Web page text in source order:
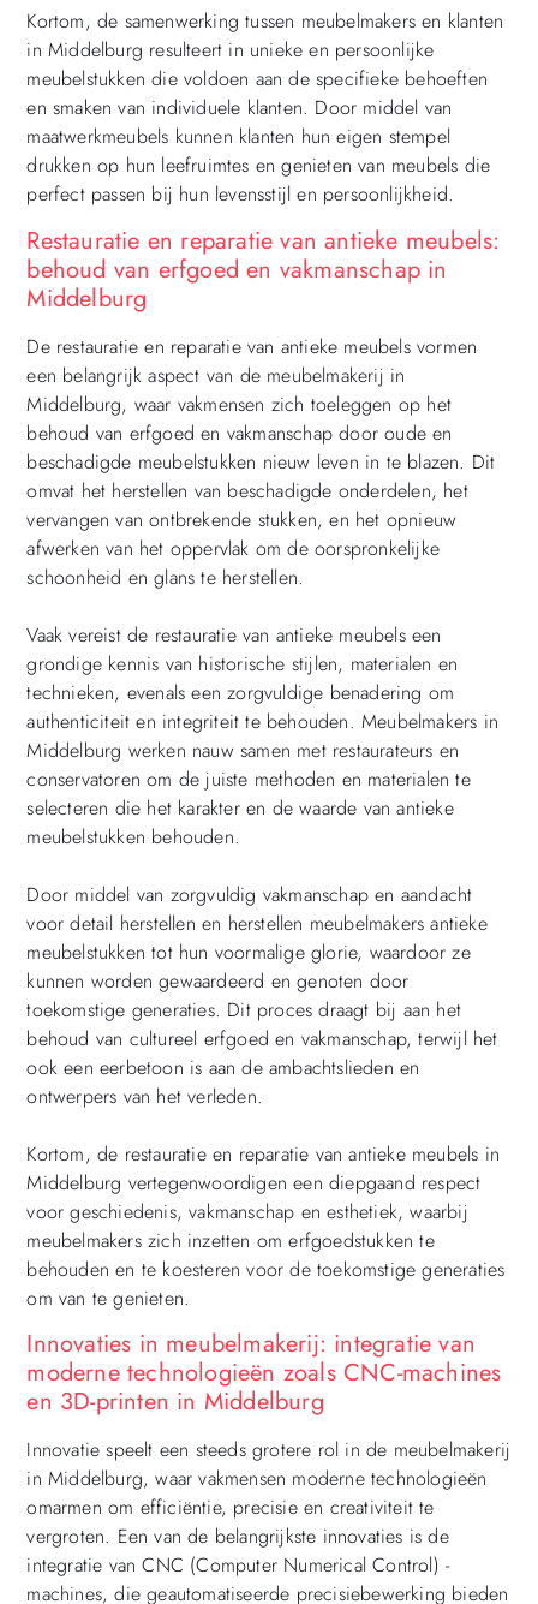
Kortom, de samenwerking tussen meubelmakers en klanten
in Middelburg resulteert in unieke en persoonlijke
meubelstukken die voldoen aan de specifieke behoeften
en smaken van individuele klanten. Door middel van
maatwerkmeubels kunnen klanten hun eigen stempel
drukken op hun leefruimtes en genieten van meubels die
perfect passen bij hun levensstijl en persoonlijkheid.
Restauratie en reparatie van antieke meubels:
behoud van erfgoed en vakmanschap in
Middelburg
De restauratie en reparatie van antieke meubels vormen
een belangrijk aspect van de meubelmakerij in
Middelburg, waar vakmensen zich toeleggen op het
behoud van erfgoed en vakmanschap door oude en
beschadigde meubelstukken nieuw leven in te blazen. Dit
omvat het herstellen van beschadigde onderdelen, het
vervangen van ontbrekende stukken, en het opnieuw
afwerken van het oppervlak om de oorspronkelijke
schoonheid en glans te herstellen.
Vaak vereist de restauratie van antieke meubels een
grondige kennis van historische stijlen, materialen en
technieken, evenals een zorgvuldige benadering om
authenticiteit en integriteit te behouden. Meubelmakers in
Middelburg werken nauw samen met restaurateurs en
conservatoren om de juiste methoden en materialen te
selecteren die het karakter en de waarde van antieke
meubelstukken behouden.
Door middel van zorgvuldig vakmanschap en aandacht
voor detail herstellen en herstellen meubelmakers antieke
meubelstukken tot hun voormalige glorie, waardoor ze
kunnen worden gewaardeerd en genoten door
toekomstige generaties. Dit proces draagt bij aan het
behoud van cultureel erfgoed en vakmanschap, terwijl het
ook een eerbetoon is aan de ambachtslieden en
ontwerpers van het verleden.
Kortom, de restauratie en reparatie van antieke meubels in
Middelburg vertegenwoordigen een diepgaand respect
voor geschiedenis, vakmanschap en esthetiek, waarbij
meubelmakers zich inzetten om erfgoedstukken te
behouden en te koesteren voor de toekomstige generaties
om van te genieten.
Innovaties in meubelmakerij: integratie van
moderne technologieën zoals CNC-machines
en 3D-printen in Middelburg
Innovatie speelt een steeds grotere rol in de meubelmakerij
in Middelburg, waar vakmensen moderne technologieën
omarmen om efficiëntie, precisie en creativiteit te
vergroten. Een van de belangrijkste innovaties is de
integratie van CNC (Computer Numerical Control) -
machines, die geautomatiseerde precisiebewerking bieden